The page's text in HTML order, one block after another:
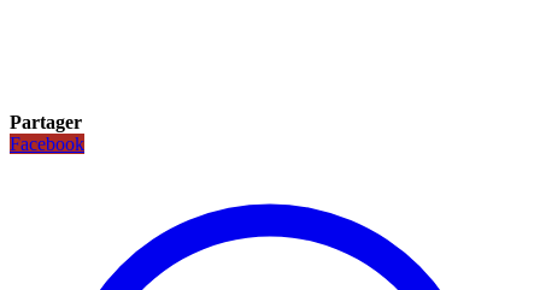
Partager
Facebook